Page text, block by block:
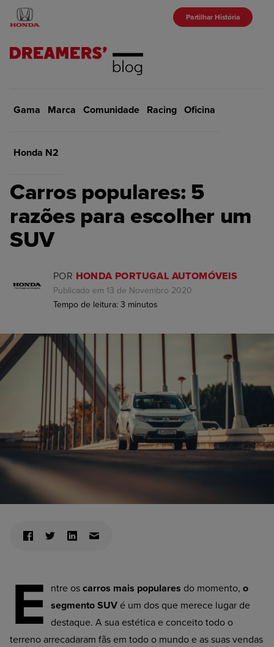
Partilhar História
Gama Marca Comunidade Racing Oficina
Honda N2
VOLTAR Início Gama
GAMA
Carros populares: 5
razões para escolher um
SUV
POR HONDA PORTUGAL AUTOMÓVEIS
Publicado em 13 de Novembro 2020
Tempo de leitura: 3 minutos
E ntre os carros mais populares do momento, o
segmento SUV é um dos que merece lugar de
destaque. A sua estética e conceito todo o
terreno arrecadaram fãs em todo o mundo e as suas vendas